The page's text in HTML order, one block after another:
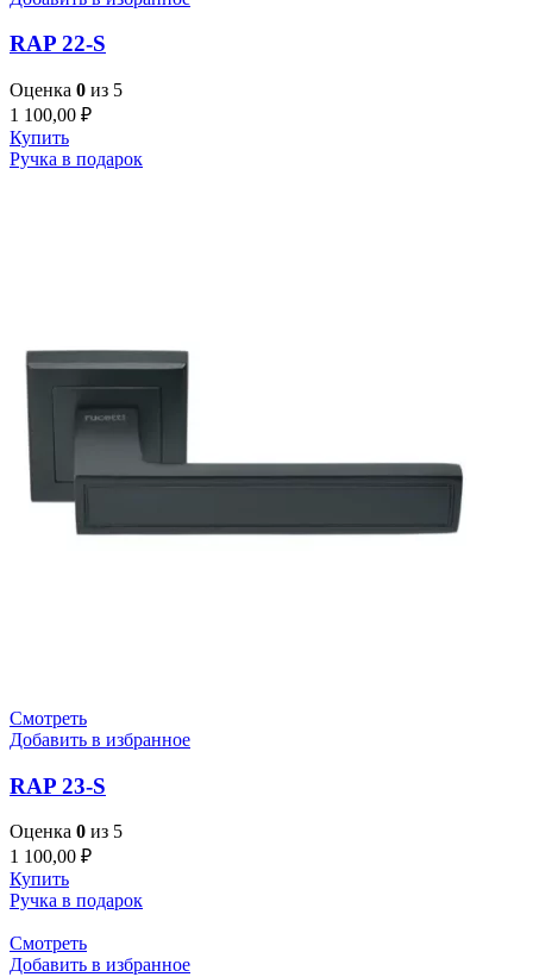
RAP 22-S
Оценка 0 из 5
1 100,00 ₽
Купить
Ручка в подарок
Смотреть
Добавить в избранное
RAP 23-S
Оценка 0 из 5
1 100,00 ₽
Купить
Ручка в подарок
Смотреть
Добавить в избранное